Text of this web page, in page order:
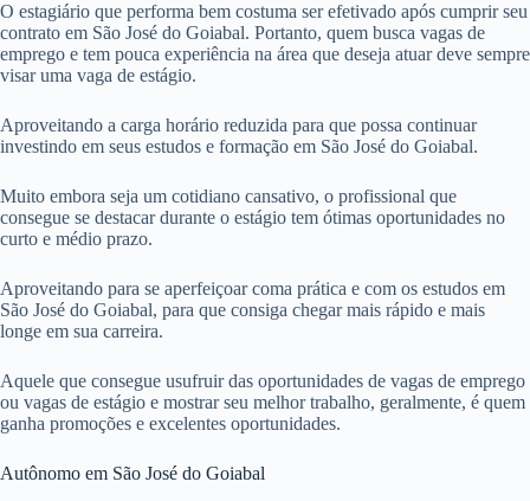
O estagiário que performa bem costuma ser efetivado após cumprir seu
contrato em São José do Goiabal. Portanto, quem busca vagas de
emprego e tem pouca experiência na área que deseja atuar deve sempre
visar uma vaga de estágio.
Aproveitando a carga horário reduzida para que possa continuar
investindo em seus estudos e formação em São José do Goiabal.
Muito embora seja um cotidiano cansativo, o profissional que
consegue se destacar durante o estágio tem ótimas oportunidades no
curto e médio prazo.
Aproveitando para se aperfeiçoar coma prática e com os estudos em
São José do Goiabal, para que consiga chegar mais rápido e mais
longe em sua carreira.
Aquele que consegue usufruir das oportunidades de vagas de emprego
ou vagas de estágio e mostrar seu melhor trabalho, geralmente, é quem
ganha promoções e excelentes oportunidades.
Autônomo em São José do Goiabal